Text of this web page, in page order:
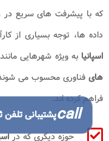
که با پیشرفت های سریع در
داده ها، توجه بسیاری از
اسپانیابه ویژه شهرهایی
هایفناوری محسوب می
فراهم کرده اند.
حوزه دیگری که در
callپشتیبانی تلفن